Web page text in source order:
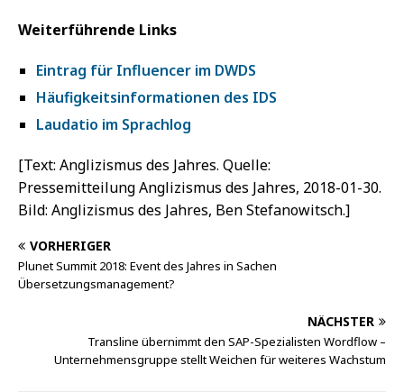
Weiterführende Links
Eintrag für Influencer im DWDS
Häufigkeitsinformationen des IDS
Laudatio im Sprachlog
[Text: Anglizismus des Jahres. Quelle:
Pressemitteilung Anglizismus des Jahres, 2018-01-30.
Bild: Anglizismus des Jahres, Ben Stefanowitsch.]
VORHERIGER
Plunet Summit 2018: Event des Jahres in Sachen
Übersetzungsmanagement?
NÄCHSTER
Transline übernimmt den SAP-Spezialisten Wordflow –
Unternehmensgruppe stellt Weichen für weiteres Wachstum